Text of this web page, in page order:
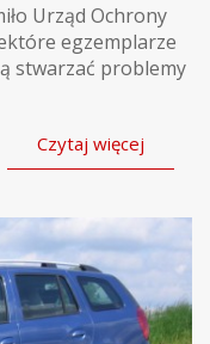
Urząd Ochrony
egzemplarze
stwarzać problemy
Czytaj więcej